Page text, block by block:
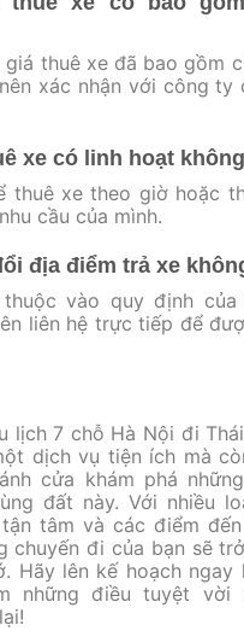
thuê xe đã bao gồm
xác nhận với công ty
xe có linh hoạt
thuê xe theo giờ hoặc
cầu của mình.
địa điểm trả xe
vào quy định
liên hệ trực tiếp để
lịch 7 chỗ Hà Nội đi
dịch vụ tiện ích mà
cửa khám phá
đất này. Với nhiều
tâm và các điểm
chuyến đi của bạn sẽ
Hãy lên kế hoạch ngay
những điều tuyệt vời